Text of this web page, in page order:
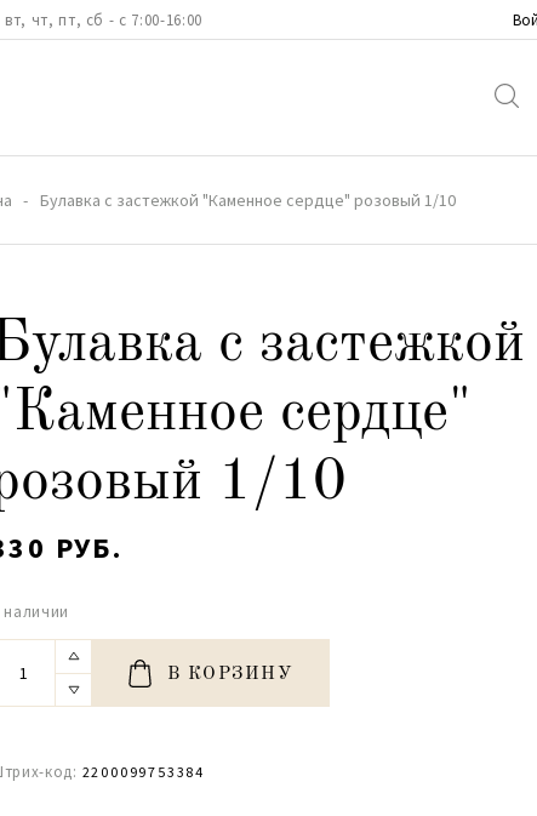
чт, пт, сб - с 7:00-16:00
Булавка с застежкой "Каменное сердце" розовый 1/10
с застежкой
сердце"
1/10
РУБ.
наличии
В КОРЗИНУ
код: 2200099753384